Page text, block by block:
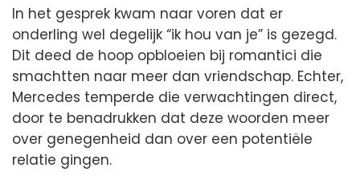
In het gesprek kwam naar voren dat er
onderling wel degelijk “ik hou van je” is gezegd.
Dit deed de hoop opbloeien bij romantici die
smachtten naar meer dan vriendschap. Echter,
Mercedes temperde die verwachtingen direct,
door te benadrukken dat deze woorden meer
over genegenheid dan over een potentiële
relatie gingen.